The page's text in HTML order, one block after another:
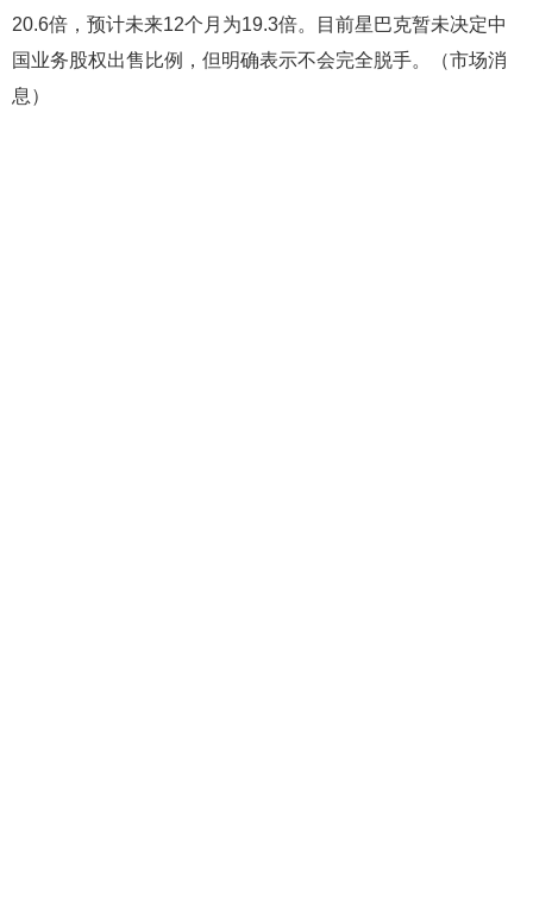
20.6倍，预计未来12个月为19.3倍。目前星巴克暂未决定中
国业务股权出售比例，但明确表示不会完全脱手。（市场消
息）